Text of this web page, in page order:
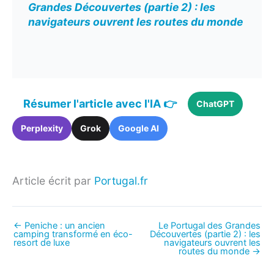
Grandes Découvertes (partie 2) : les
navigateurs ouvrent les routes du monde
Résumer l'article avec l'IA 👉 ChatGPT
Perplexity Grok Google AI
Article écrit par Portugal.fr
← Peniche : un ancien
camping transformé en éco-
resort de luxe
Le Portugal des Grandes
Découvertes (partie 2) : les
navigateurs ouvrent les
routes du monde →